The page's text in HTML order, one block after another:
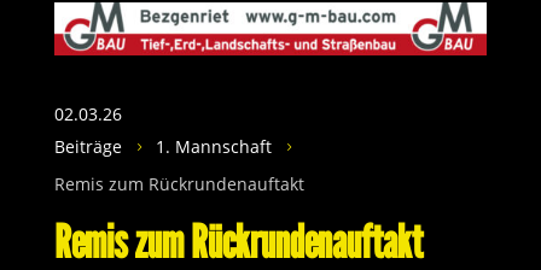
02.03.26
Beiträge
5 1. Mannschaft 5
Remis zum Rückrundenauftakt
Remis zum Rückrundenauftakt